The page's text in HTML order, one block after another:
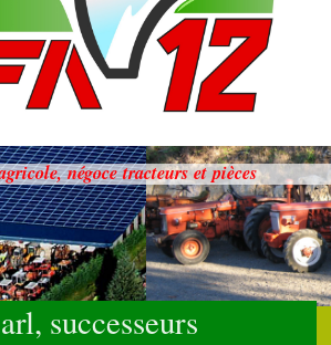
négoce tracteurs et pièces
successeurs